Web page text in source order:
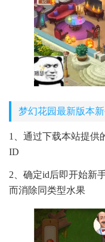
梦幻花园最新版本
1、通过下载本站提供
ID
2、确定id后即开始新
而消除同类型水果